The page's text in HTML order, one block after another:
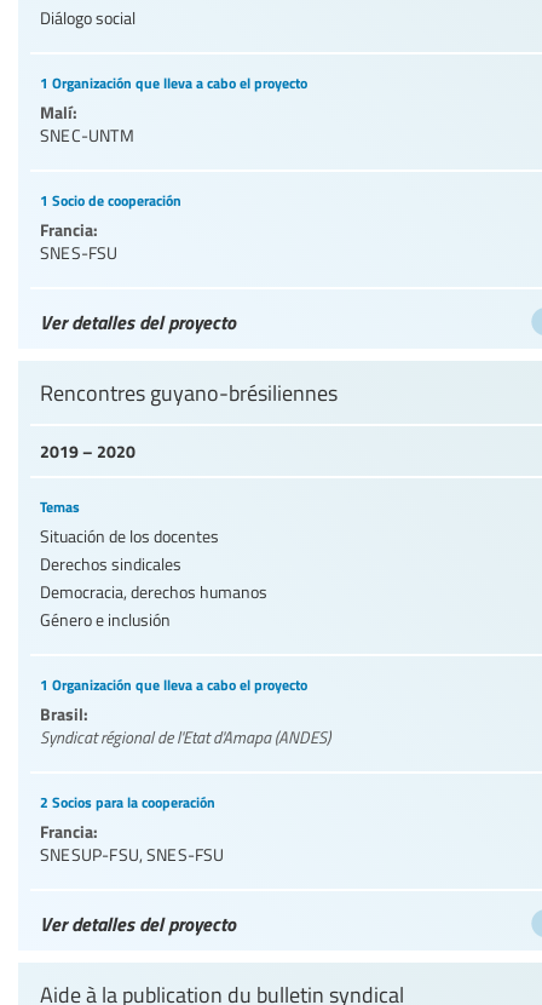
Diálogo social
1 Organización que lleva a cabo el proyecto
Malí:
SNEC-UNTM
1 Socio de cooperación
Francia:
SNES-FSU
Ver detalles del proyecto
2019 – 2020
Rencontres guyano-brésiliennes
Temas
Situación de los docentes
Derechos sindicales
Democracia, derechos humanos
Género e inclusión
1 Organización que lleva a cabo el proyecto
Brasil:
Syndicat régional de l'Etat d'Amapa (ANDES)
2 Socios para la cooperación
Francia:
SNESUP-FSU, SNES-FSU
Ver detalles del proyecto
Aide à la publication du bulletin syndical